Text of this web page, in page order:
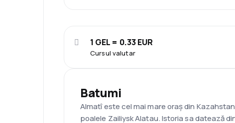
Cursul valutar
1 GEL = 0.33 EUR
Batumi
Almatî este cel mai mare oraș din
poalele Zailiysk Alatau. Istoria sa datează